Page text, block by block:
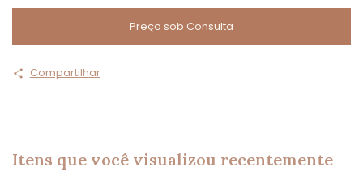
Compartilhar
Itens que você visualizou recentemente